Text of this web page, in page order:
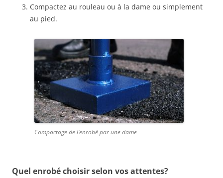
Compactez au rouleau ou à la dame ou simplement
au pied.
Compactage de l’enrobé par une dame
Quel enrobé choisir selon vos attentes?